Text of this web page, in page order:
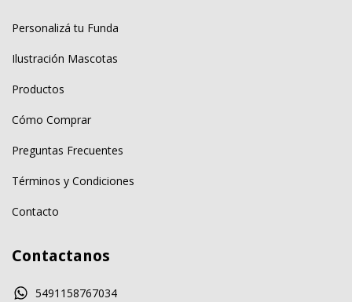
Personalizá tu Funda
Ilustración Mascotas
Productos
Cómo Comprar
Preguntas Frecuentes
Términos y Condiciones
Contacto
Contactanos
5491158767034